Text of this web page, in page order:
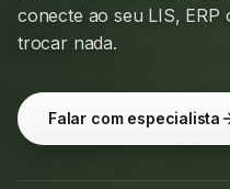
conecte ao seu LIS,
trocar nada.
Falar com especialista